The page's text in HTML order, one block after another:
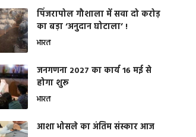
​पिंजरापोल गौशाला में सवा दो करोड़
का बड़ा ‘अनुदान घोटाला’ !
भारत
जनगणना 2027 का कार्य 16 मई से
होगा शुरू
भारत
आशा भोसले का अंतिम संस्कार आज